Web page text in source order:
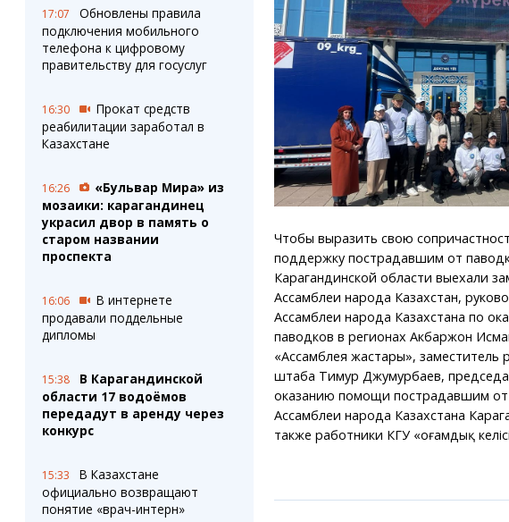
17:07
Обновлены правила
подключения мобильного
телефона к цифровому
правительству для госуслуг
16:30
Прокат средств
реабилитации заработал в
Казахстане
16:26
«Бульвар Мира» из
мозаики: карагандинец
украсил двор в память о
старом названии
проспекта
16:06
В интернете
продавали поддельные
дипломы
15:38
В Карагандинской
области 17 водоёмов
передадут в аренду через
конкурс
15:33
В Казахстане
официально возвращают
понятие «врач-интерн»
Чтобы выразить свою
поддержку пострадавшим от
Карагандинской области выехали
Ассамблеи народа Казахстан,
Ассамблеи народа Казахстана по
паводков в регионах Акбаржон
«Ассамблея жастары», заместитель
штаба Тимур Джумурбаев,
оказанию помощи пострадавшим
Ассамблеи народа Казахстана
также работники КГУ «Қоғамдық